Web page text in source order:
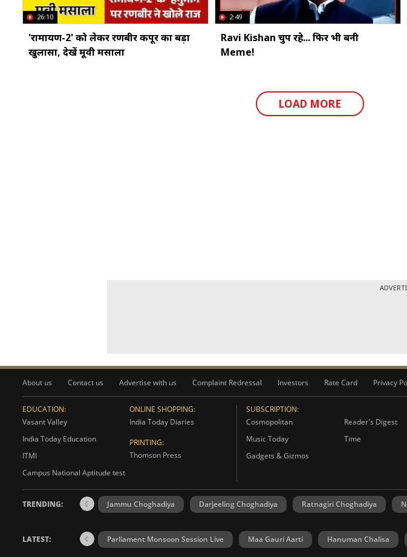
26:10
'रामायण-2' को लेकर रणबीर कपूर का बड़ा
खुलासा, देखें मूवी मसाला
2:49
Ravi Kishan चुप रहे... फिर भी बनी
Meme!
LOAD MORE
About us Contact us Advertise with us Complaint Redressal Investors Rate Card Privacy
EDUCATION:
Vasant Valley
India Today Education
ITMI
Campus National Aptitude test
ONLINE SHOPPING:
India Today Diaries
PRINTING:
Thomson Press
SUBSCRIPTION:
Cosmopolitan
Reader's Digest
Music Today
Time
Gadgets & Gizmos
TRENDING: Jammu Choghadiya Darjeeling Choghadiya Ratnagiri Choghadiya
LATEST: Parliament Monsoon Session Live Maa Gauri Aarti Hanuman Chalisa